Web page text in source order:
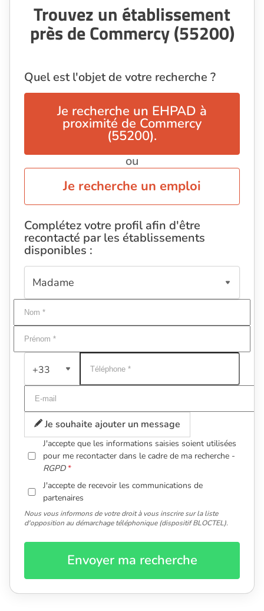
Trouvez un établissement
près de Commercy (55200)
Quel est l'objet de votre recherche ?
Je recherche un EHPAD à
proximité de Commercy
(55200).
ou
Je recherche un emploi
Complétez votre profil afin d'être
recontacté par les établissements
disponibles :
+33
Je souhaite ajouter un message
J'accepte que les informations saisies soient utilisées
pour me recontacter dans le cadre de ma recherche -
RGPD
J'accepte de recevoir les communications de
partenaires
Nous vous informons de votre droit à vous inscrire sur la liste
d'opposition au démarchage téléphonique (dispositif BLOCTEL).
Envoyer ma recherche